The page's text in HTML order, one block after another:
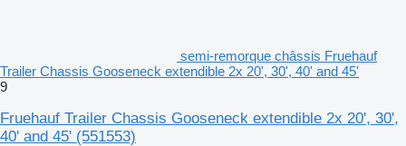
semi-remorque châssis Fruehauf
Trailer Chassis Gooseneck extendible 2x 20', 30', 40' and 45'
9
Fruehauf Trailer Chassis Gooseneck extendible 2x 20', 30',
40' and 45' (551553)